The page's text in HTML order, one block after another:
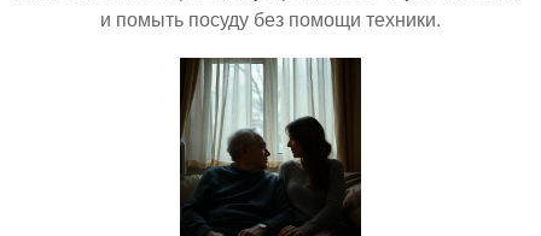
и помыть посуду без помощи техники.